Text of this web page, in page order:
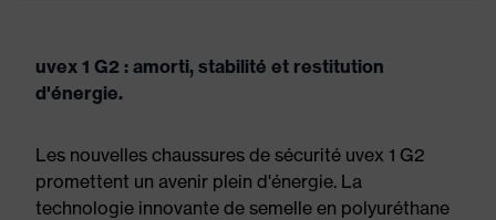
uvex 1 G2 : amorti, stabilité et restitution
d'énergie.
Les nouvelles chaussures de sécurité uvex 1 G2
promettent un avenir plein d'énergie. La
technologie innovante de semelle en polyuréthane